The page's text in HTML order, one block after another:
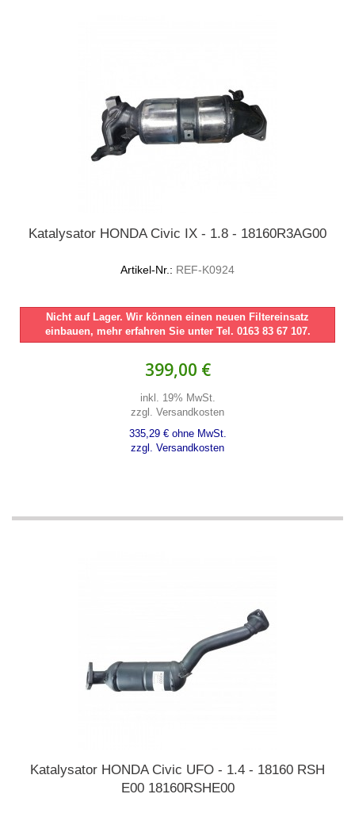
Katalysator HONDA Civic IX - 1.8 - 18160R3AG00
Artikel-Nr.: REF-K0924
Nicht auf Lager. Wir können einen neuen Filtereinsatz
einbauen, mehr erfahren Sie unter Tel. 0163 83 67 107.
399,00 €
inkl. 19% MwSt.
zzgl. Versandkosten
335,29 € ohne MwSt.
zzgl. Versandkosten
Katalysator HONDA Civic UFO - 1.4 - 18160 RSH
E00 18160RSHE00